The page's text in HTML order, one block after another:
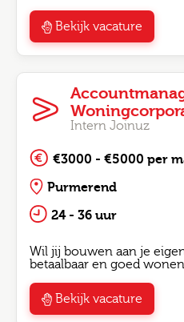
Bekijk vacature
Intern Joinuz
€3000 - €5000 per
Purmerend
24 - 36 uur
Wil jij bouwen aan je
betaalbaar en goed
Bekijk vacature